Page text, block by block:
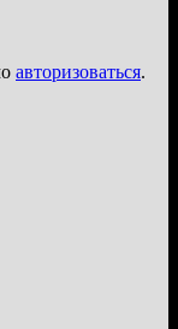
авторизоваться.